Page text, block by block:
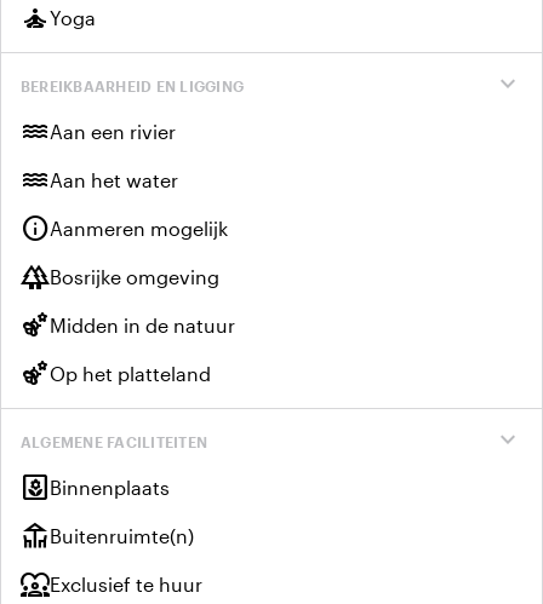
self_improvementYoga
expand_more
BEREIKBAARHEID EN LIGGING
waterAan een rivier
waterAan het water
infoAanmeren mogelijk
forestBosrijke omgeving
emoji_natureMidden in de natuur
emoji_natureOp het platteland
expand_more
ALGEMENE FACILITEITEN
yardBinnenplaats
deckBuitenruimte(n)
diversity_1Exclusief te huur